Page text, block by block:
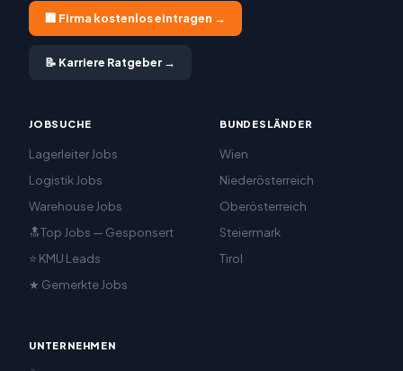
🏢 Firma kostenlos eintragen →
📝 Karriere Ratgeber →
JOBSUCHE
Lagerleiter Jobs
Logistik Jobs
Warehouse Jobs
🔝Top Jobs — Gesponsert
⭐ KMU Leads
★ Gemerkte Jobs
BUNDESLÄNDER
Wien
Niederösterreich
Oberösterreich
Steiermark
Tirol
UNTERNEHMEN